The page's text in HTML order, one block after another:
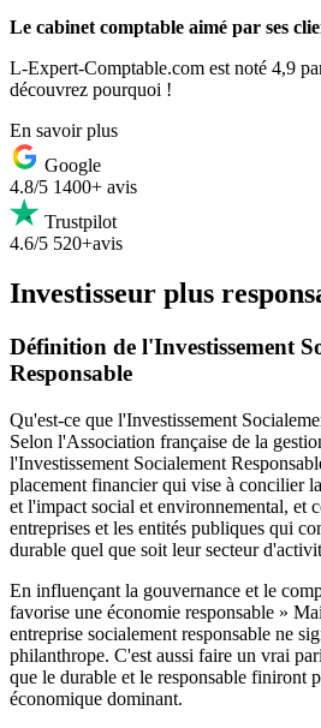
Le cabinet comptable aimé par ses
L-Expert-Comptable.com est noté 4,9
découvrez pourquoi !
En savoir plus
Google
4.8/5 1400+ avis
Trustpilot
4.6/5 520+avis
Investisseur plus
Définition de l'Investissement
Responsable
Qu'est-ce que l'Investissement
Selon l'Association française de la
l'Investissement Socialement
placement financier qui vise à concilier
et l'impact social et environnemental, et
entreprises et les entités publiques qui
durable quel que soit leur secteur
En influençant la gouvernance et le
favorise une économie responsable »
entreprise socialement responsable ne
philanthrope. C'est aussi faire un vrai
que le durable et le responsable finiront
économique dominant.